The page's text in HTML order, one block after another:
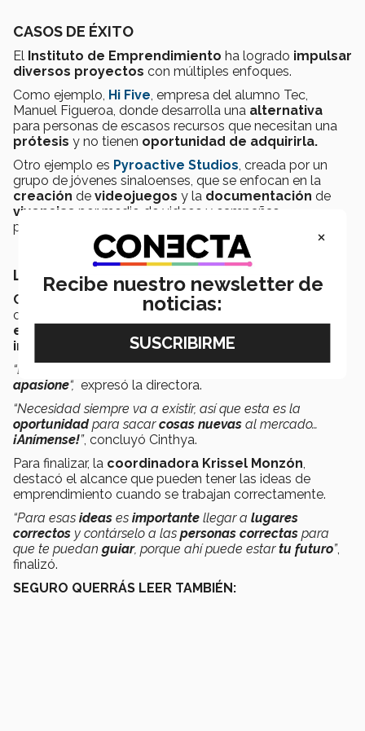
CASOS DE ÉXITO
El Instituto de Emprendimiento ha logrado impulsar
diversos proyectos con múltiples enfoques.
Como ejemplo, Hi Five, empresa del alumno Tec,
Manuel Figueroa, donde desarrolla una alternativa
para personas de escasos recursos que necesitan una
prótesis y no tienen oportunidad de adquirirla.
Otro ejemplo es Pyroactive Studios, creada por un
grupo de jóvenes sinaloenses, que se enfocan en la
creación de videojuegos y la documentación de
vivencias por medio de videos y campañas
publicitarias.
LA CLAVE ES INTENTARLO
Cinthya Flores directoradel IEEGL en Sinaloa,
comparte que el
elemento principal
emprender
invitación
sociedad sinaloense
“El chiste es
apasione“, expresó la directora.
“Necesidad siempre va a existir, así que esta es la
oportunidadpara sacarcosas nuevas al mercado…
¡Anímense!”, concluyó Cinthya.
Para finalizar, la coordinadora Krissel Monzón,
destacó el alcance que pueden tener las ideas de
emprendimiento cuando se trabajan correctamente.
“Para esas ideas es importante llegar a lugares
correctos y contárselo a las personas correctas para
que te puedan guiar, porque ahí puede estartu futuro”,
finalizó.
SEGURO QUERRÁS LEER TAMBIÉN:
×
Recibe nuestro newsletter de
noticias: